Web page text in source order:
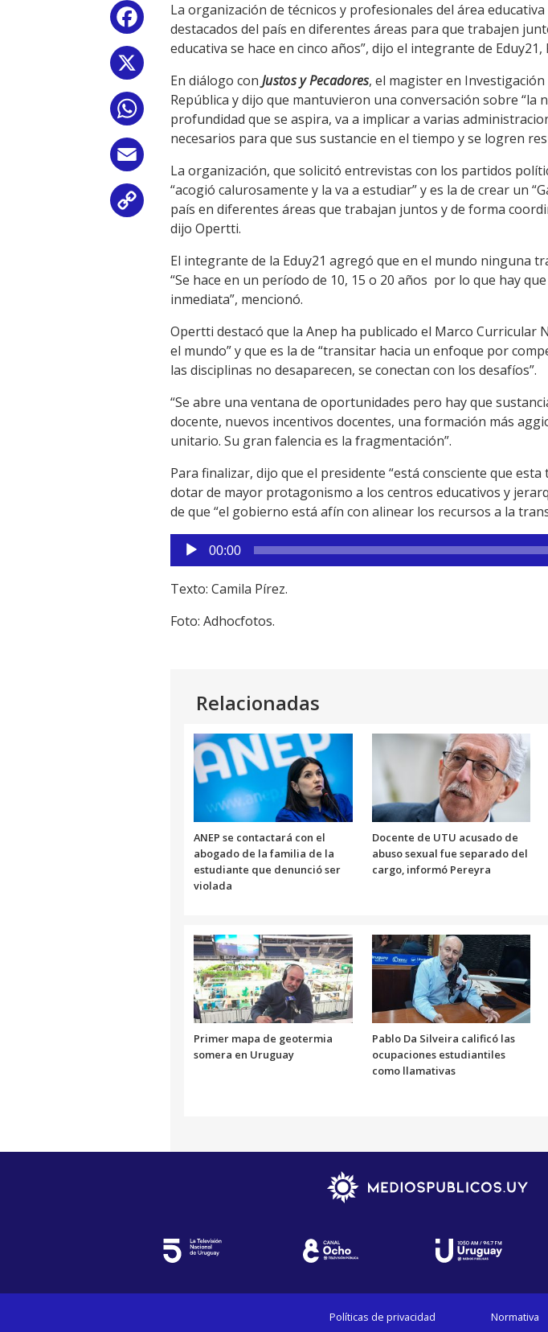
Facebook
WhatsApp
Copy
Link
La organización de técnicos y profesionales del área
destacados del país en diferentes áreas para que trabajen
educativa se hace en cinco años”, dijo el integrante de
En diálogo con Justos y Pecadores, el magister en
República y dijo que mantuvieron una conversación sobre “la
profundidad que se aspira, va a implicar a varias
necesarios para que sus sustancie en el tiempo y se logren
La organización, que solicitó entrevistas con los partidos
“acogió calurosamente y la va a estudiar” y es la de crear un
país en diferentes áreas que trabajan juntos y de forma
dijo Opertti.
El integrante de la Eduy21 agregó que en el mundo ninguna
“Se hace en un período de 10, 15 o 20 años por lo que hay
inmediata”, mencionó.
Opertti destacó que la Anep ha publicado el Marco Curricular
el mundo” y que es la de “transitar hacia un enfoque por
las disciplinas no desaparecen, se conectan con los desafíos”.
“Se abre una ventana de oportunidades pero hay que
docente, nuevos incentivos docentes, una formación más
unitario. Su gran falencia es la fragmentación”.
Para finalizar, dijo que el presidente “está consciente que
dotar de mayor protagonismo a los centros educativos y
de que “el gobierno está afín con alinear los recursos a la
Reproductor
de
audio
00:00
Texto: Camila Pírez.
Foto: Adhocfotos.
Relacionadas
ANEP se contactará con el
abogado de la familia de la
estudiante que denunció ser
violada
Docente de UTU acusado de
abuso sexual fue separado del
cargo, informó Pereyra
Primer mapa de geotermia
somera en Uruguay
Pablo Da Silveira calificó las
ocupaciones estudiantiles
como llamativas
Políticas de privacidad Normativa